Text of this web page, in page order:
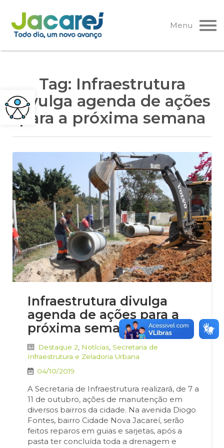
Pular
para
o
Menu
Tag: Infraestrutura
divulga agenda de ações
para a próxima semana
Infraestrutura divulga
agenda de ações para a
próxima semana
Destaque 2 Notícias Secretaria de
Infraestrutura e Zeladoria Urbana
04/10/2019
A Secretaria de Infraestrutura realizará, de 7 a
11 de outubro, ações de manutenção em
diversos bairros da cidade. Na avenida Diogo
Fontes, bairro Cidade Nova Jacareí, serão
feitos reparos em guias e sarjetas, após a
pasta ter concluída toda a drenagem e